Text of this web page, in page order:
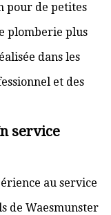
pour de petites
plomberie plus
dans les
et des
service
au service
de Waesmunster